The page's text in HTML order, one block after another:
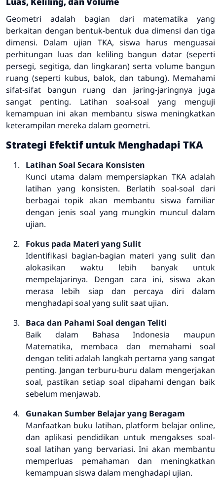
Geometri adalah bagian dari matematika yang
berkaitan dengan bentuk-bentuk dua dimensi dan tiga
dimensi. Dalam ujian TKA, siswa harus menguasai
perhitungan luas dan keliling bangun datar (seperti
persegi, segitiga, dan lingkaran) serta volume bangun
ruang (seperti kubus, balok, dan tabung). Memahami
sifat-sifat bangun ruang dan jaring-jaringnya juga
sangat penting. Latihan soal-soal yang menguji
kemampuan ini akan membantu siswa meningkatkan
keterampilan mereka dalam geometri.
Strategi Efektif untuk Menghadapi TKA
Latihan Soal Secara Konsisten
Kunci utama dalam mempersiapkan TKA adalah
latihan yang konsisten. Berlatih soal-soal dari
berbagai topik akan membantu siswa familiar
dengan jenis soal yang mungkin muncul dalam
ujian.
Fokus pada Materi yang Sulit
Identifikasi bagian-bagian materi yang sulit dan
alokasikan waktu lebih banyak untuk
mempelajarinya. Dengan cara ini, siswa akan
merasa lebih siap dan percaya diri dalam
menghadapi soal yang sulit saat ujian.
Baca dan Pahami Soal dengan Teliti
Baik dalam Bahasa Indonesia maupun
Matematika, membaca dan memahami soal
dengan teliti adalah langkah pertama yang sangat
penting. Jangan terburu-buru dalam mengerjakan
soal, pastikan setiap soal dipahami dengan baik
sebelum menjawab.
Gunakan Sumber Belajar yang Beragam
Manfaatkan buku latihan, platform belajar online,
dan aplikasi pendidikan untuk mengakses soal-
soal latihan yang bervariasi. Ini akan membantu
memperluas pemahaman dan meningkatkan
kemampuan siswa dalam menghadapi ujian.